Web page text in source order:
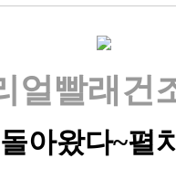
얼빨래건
아왔다~펼